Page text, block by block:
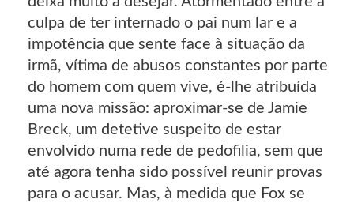
culpa de ter internado o pai num lar e a
impotência que sente face à situação da
irmã, vítima de abusos constantes por parte
do homem com quem vive, é-lhe atribuída
uma nova missão: aproximar-se de Jamie
Breck, um detetive suspeito de estar
envolvido numa rede de pedofilia, sem que
até agora tenha sido possível reunir provas
para o acusar. Mas, à medida que Fox se